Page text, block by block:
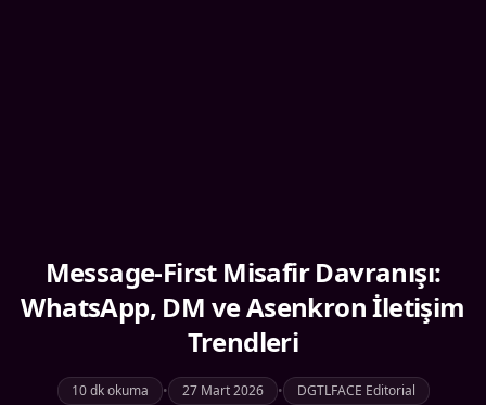
Message-First Misafir Davranışı:
WhatsApp, DM ve Asenkron İletişim
Trendleri
10 dk okuma • 27 Mart 2026 • DGTLFACE Editorial